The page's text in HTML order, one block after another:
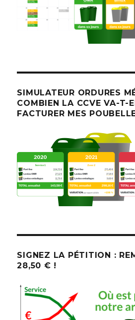
SIMULATEUR ORDURES
COMBIEN LA CCVE VA-T-
FACTURER MES
SIGNEZ LA PÉTITION :
28,50 € !